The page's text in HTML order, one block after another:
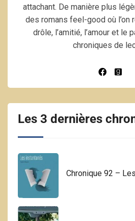
attachant. De manière plus
des romans feel-good où l’on
drôle, l’amitié, l’amour et le
chroniques de
Les 3 dernières
Chronique 92 –